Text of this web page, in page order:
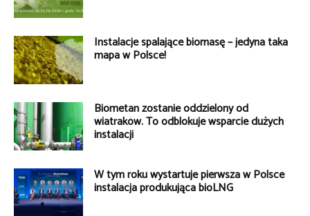
Instalacje spalające biomasę – jedyna taka
mapa w Polsce!
Biometan zostanie oddzielony od
wiatraków. To odblokuje wsparcie dużych
instalacji
W tym roku wystartuje pierwsza w Polsce
instalacja produkująca bioLNG